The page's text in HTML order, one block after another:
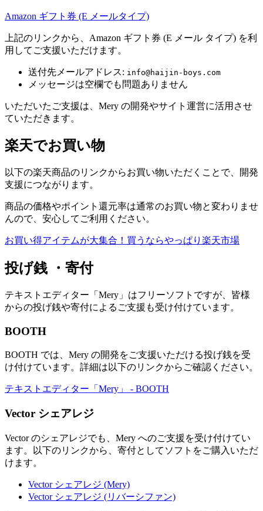
Amazon ギフト券 (E メールタイプ)
上記のリンクから、Amazon ギフト券 (E メール タイプ) を利
用してご支援いただけます。
送付先メールアドレス: info@haijin-boys.com
メッセージは空欄でも問題ありません
いただいたご支援は、Mery の開発やサイト運営に活用させ
ていただきます。
楽天でお買い物
以下の楽天商品のリンクからお買い物いただくことで、開発
支援につながります。
商品の価格やポイント還元率は通常のお買い物と変わりませ
んので、安心してご利用ください。
お買い得アイテムが大集合！買うならやっぱり楽天市場
投げ銭 ・寄付
テキストエディター「Mery」はフリーソフトですが、皆様
からの投げ銭や寄付によるご支援も受け付けています。
BOOTH
BOOTH では、Mery の開発をご支援いただける投げ銭を受
け付けています。詳細は以下のリンクからご確認ください。
テキストエディター「Mery」 - BOOTH
Vector シェアレジ
Vector のシェアレジでも、Mery へのご支援を受け付けてい
ます。以下のリンクから、寄付としてソフトをご購入いただ
けます。
Vector シェアレジ (Mery)
Vector シェアレジ (リバーシファン)